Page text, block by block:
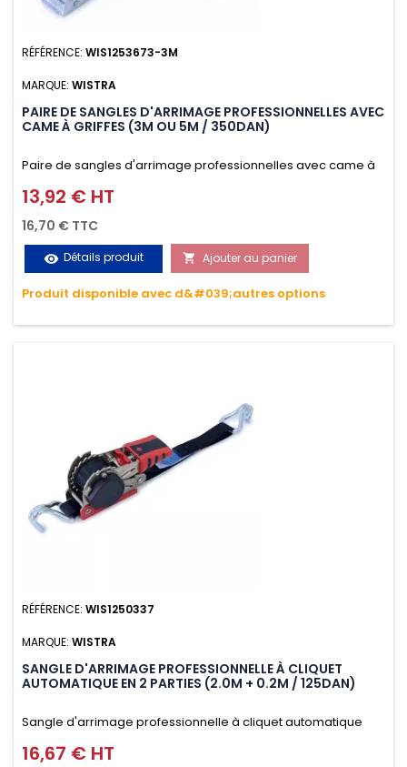
RÉFÉRENCE: WIS1253673-3M
MARQUE: WISTRA
PAIRE DE SANGLES D'ARRIMAGE PROFESSIONNELLES AVEC
CAME À GRIFFES (3M OU 5M / 350DAN)
Paire de sangles d'arrimage professionnelles avec came à
griffes (3M ou 5M / 350daN), simple et rapide d'utilisation.
Permet d'arrimer et de sécuriser vos chargements pendant
le transport. Matière polyester très résistante aux UV et aux
variations de températures, n'absorbe pas l'eau.
Prix
13,92 € HT
16,70 € TTC
visibility Détails produit  Ajouter au panier
Produit disponible avec d&#039;autres options
RÉFÉRENCE: WIS1250337
MARQUE: WISTRA
SANGLE D'ARRIMAGE PROFESSIONNELLE À CLIQUET
AUTOMATIQUE EN 2 PARTIES (2.0M + 0.2M / 125DAN)
Sangle d'arrimage professionnelle à cliquet automatique
avec crochet deux doigts soudés en J en 2 parties (2.0M +
Prix
16,67 € HT